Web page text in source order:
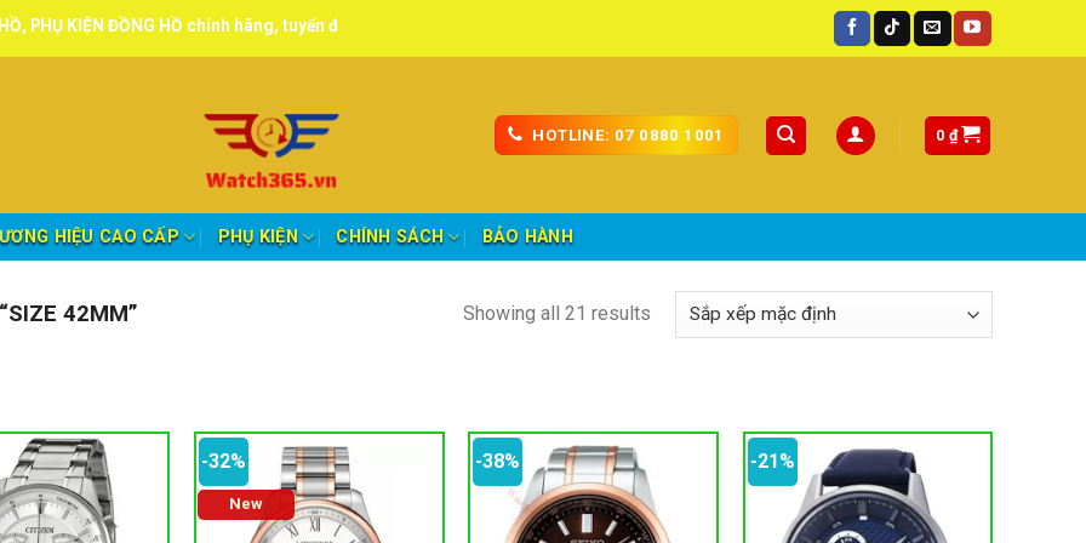
ĐỒNG HỒ chính hãng, tuyển đại lý, CTV giao hàng toàn quốc.
HOTLINE: 07 0880 1001 0 ₫
HIỆU CAO CẤP PHỤ KIỆN CHÍNH SÁCH BẢO HÀNH
42MM” Showing all 21 results
giá
-32%
New
-38% -21%